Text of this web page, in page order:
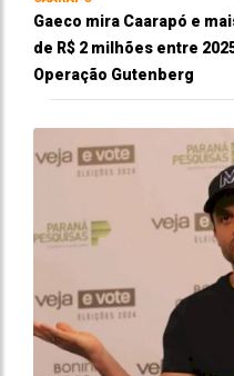
Gaeco mira Caarapó e
de R$ 2 milhões entre
Operação Gutenberg